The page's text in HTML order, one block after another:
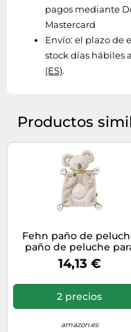
pagos mediante
Mastercard
Envío: el plazo de
stock días hábiles
(ES).
Productos
Fehn paño de
paño de peluche
bebés con cabeza de
koala - paño de
peluche de peluche -
paño de peluche para
de 0+ meses
14,13 €
2 precios
amazon.es